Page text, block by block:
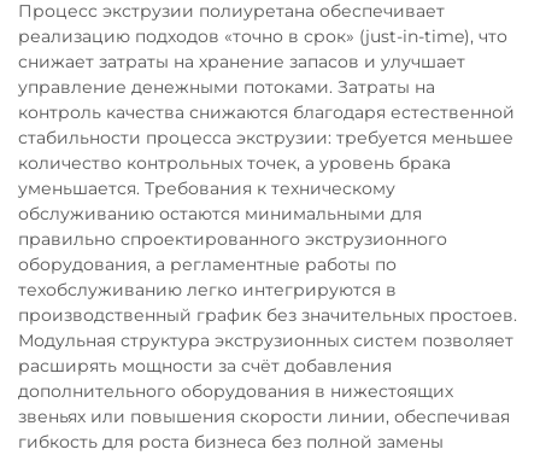
Процесс экструзии полиуретана обеспечивает
реализацию подходов «точно в срок» (just-in-time), что
снижает затраты на хранение запасов и улучшает
управление денежными потоками. Затраты на
контроль качества снижаются благодаря естественной
стабильности процесса экструзии: требуется меньшее
количество контрольных точек, а уровень брака
уменьшается. Требования к техническому
обслуживанию остаются минимальными для
правильно спроектированного экструзионного
оборудования, а регламентные работы по
техобслуживанию легко интегрируются в
производственный график без значительных простоев.
Модульная структура экструзионных систем позволяет
расширять мощности за счёт добавления
дополнительного оборудования в нижестоящих
звеньях или повышения скорости линии, обеспечивая
гибкость для роста бизнеса без полной замены